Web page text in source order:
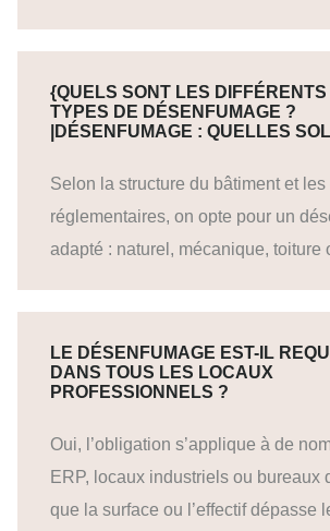
{QUELS SONT LES DIFFÉRENTS
TYPES DE DÉSENFUMAGE ?
|DÉSENFUMAGE : QUELLES
Selon la structure du bâtiment et
réglementaires, on opte pour un
adapté : naturel, mécanique, toiture
LE DÉSENFUMAGE EST-IL
DANS TOUS LES LOCAUX
PROFESSIONNELS ?
Oui, l’obligation s’applique à de
ERP, locaux industriels ou bureaux
que la surface ou l’effectif dépasse